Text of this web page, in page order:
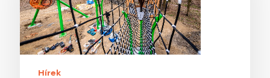
Sport-
és
Élménypark
Hírek